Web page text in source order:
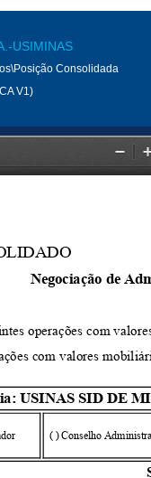
USIMINAS
Consolidada
V1)